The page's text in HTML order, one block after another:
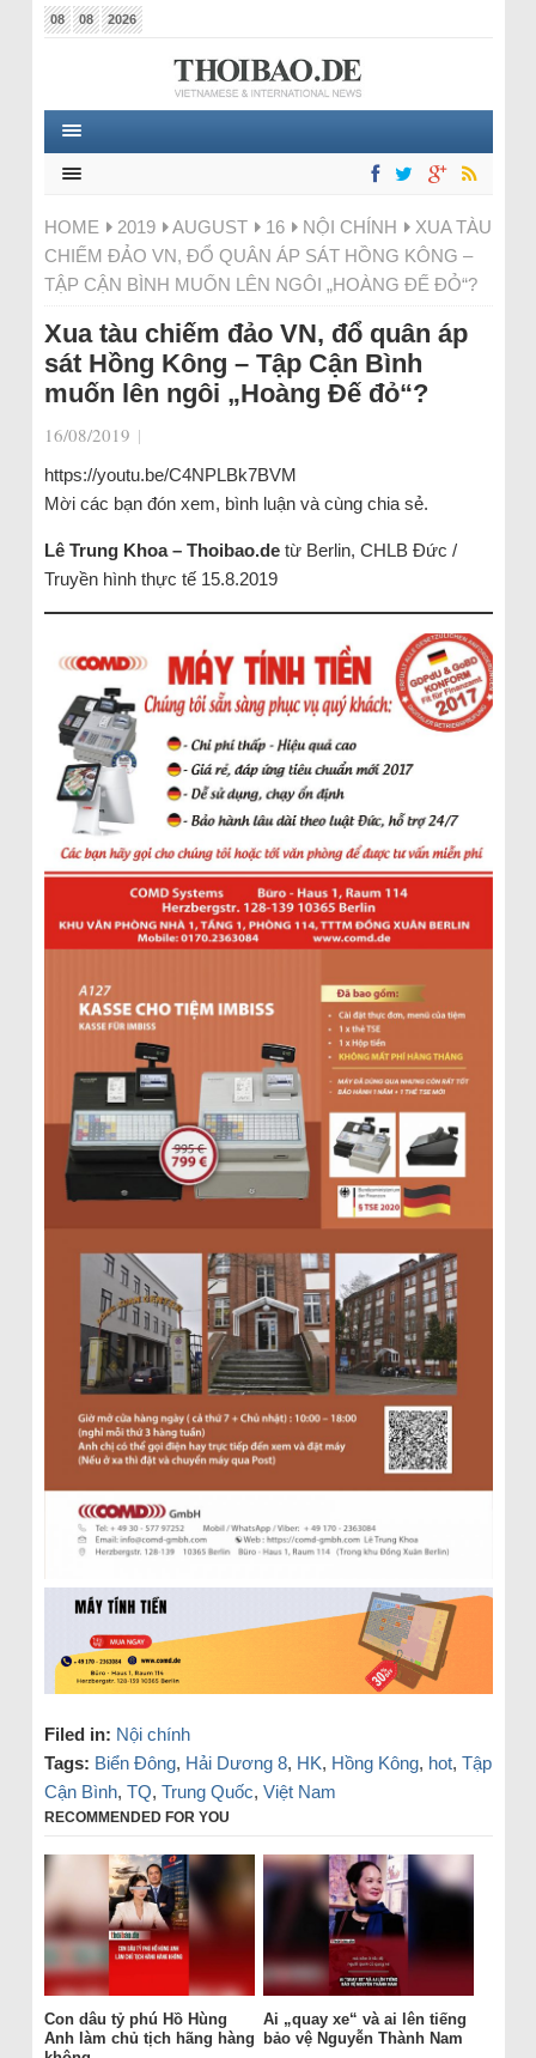
08 08 2026
HOME 2019 AUGUST 16 NỘI CHÍNH
XUA TÀU
CHIẾM ĐẢO VN, ĐỔ QUÂN ÁP SÁT HỒNG KÔNG –
TẬP CẬN BÌNH MUỐN LÊN NGÔI „HOÀNG ĐẾ ĐỎ“?
Xua tàu chiếm đảo VN, đổ quân áp
sát Hồng Kông – Tập Cận Bình
muốn lên ngôi „Hoàng Đế đỏ“?
16/08/2019 |
https://youtu.be/C4NPLBk7BVM
Mời các bạn đón xem, bình luận và cùng chia sẻ.
Lê Trung Khoa – Thoibao.detừ Berlin, CHLB Đức /
Truyền hình thực tế 15.8.2019
Filed in: Nội chính
Tags: Biển Đông, Hải Dương 8, HK, Hồng Kông, hot, Tập
Cận Bình, TQ, Trung Quốc, Việt Nam
RECOMMENDED FOR YOU
Con dâu tỷ phú Hồ Hùng
Anh làm chủ tịch hãng hàng
Ai „quay xe“ và ai lên tiếng
bảo vệ Nguyễn Thành Nam